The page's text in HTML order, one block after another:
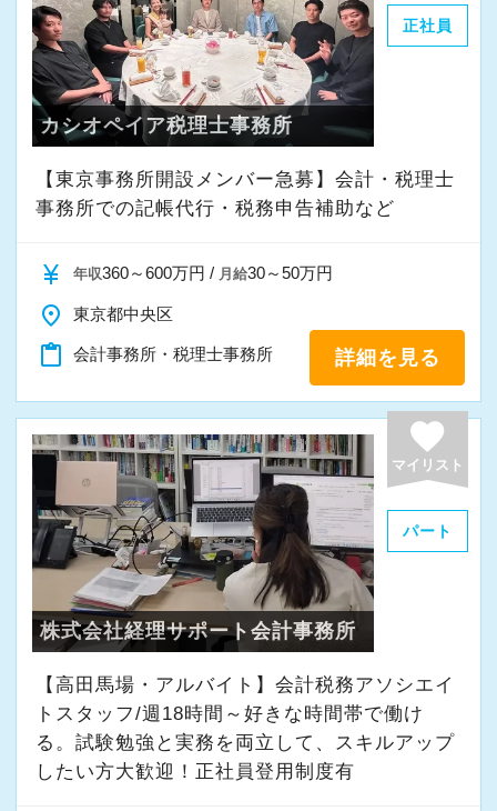
正社員
カシオペイア税理士事務所
【東京事務所開設メンバー急募】会計・税理士
事務所での記帳代行・税務申告補助など
currency_yen 年収360～600万円 / 月給30～50万円
place 東京都中央区
content_paste 会計事務所・税理士事務所 詳細を見る
favorite
マイリスト
パート
株式会社経理サポート会計事務所
【高田馬場・アルバイト】会計税務アソシエイ
トスタッフ/週18時間～好きな時間帯で働け
る。試験勉強と実務を両立して、スキルアップ
したい方大歓迎！正社員登用制度有